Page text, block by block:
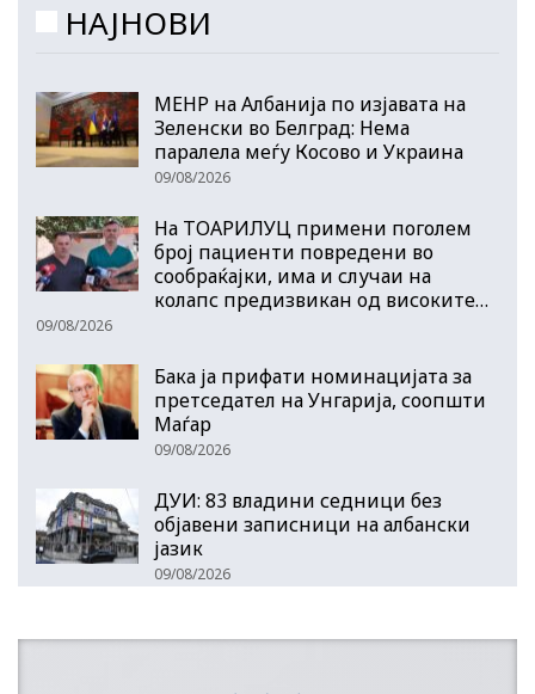
НАЈНОВИ
МЕНР на Албанија по изјавата на
Зеленски во Белград: Нема
паралела меѓу Косово и Украина
09/08/2026
На ТОАРИЛУЦ примени поголем
број пациенти повредени во
сообраќајки, има и случаи на
колапс предизвикан од високите…
09/08/2026
Бака ја прифати номинацијата за
претседател на Унгарија, соопшти
Маѓар
09/08/2026
ДУИ: 83 владини седници без
објавени записници на албански
јазик
09/08/2026